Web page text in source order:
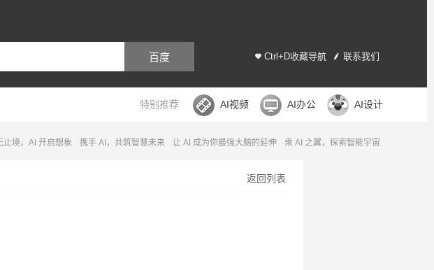
Ctrl+D收藏导航 联系我们
百度
特别推荐 AI视频 AI办公 AI设计
止境，AI 开启想象 携手 AI，共筑智慧未来 让 AI 成为你最强大脑的延伸 乘 AI 之翼，探索智能宇宙
返回列表